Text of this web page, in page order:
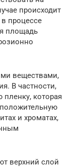
происходит
процессе
площадь
веществами,
В частности,
пленку, которая
и хроматах,
верхний слой